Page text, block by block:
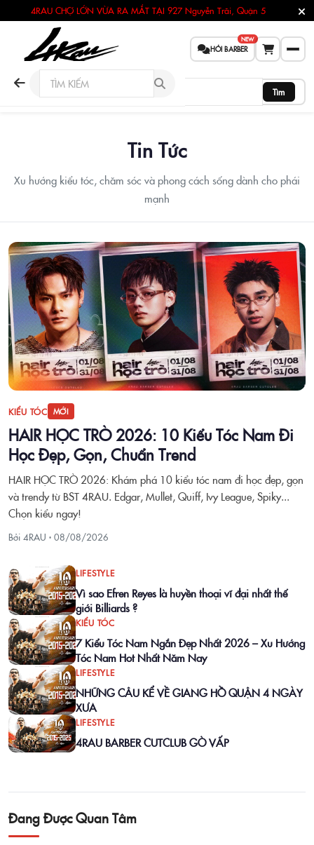
4RAU CHỢ LỚN VỪA RA MẮT TẠI 927 Nguyễn Trãi, Quận 5
HỎI BARBER
NEW
Tìm
Tin Tức
Xu hướng kiểu tóc, chăm sóc và phong cách sống dành cho phái
mạnh
KIỂU TÓC MỚI
HAIR HỌC TRÒ 2026: 10 Kiểu Tóc Nam Đi
Học Đẹp, Gọn, Chuẩn Trend
HAIR HỌC TRÒ 2026: Khám phá 10 kiểu tóc nam đi học đẹp, gọn
và trendy từ BST 4RAU. Edgar, Mullet, Quiff, Ivy League, Spiky...
Chọn kiểu ngay!
Bởi 4RAU · 08/08/2026
LIFESTYLE
Vì sao Efren Reyes là huyền thoại vĩ đại nhất thế
giới Billiards ?
KIỂU TÓC
7 Kiểu Tóc Nam Ngắn Đẹp Nhất 2026 – Xu Hướng
Tóc Nam Hot Nhất Năm Nay
LIFESTYLE
NHỮNG CÂU KỂ VỀ GIANG HỒ QUẬN 4 NGÀY
XƯA
LIFESTYLE
4RAU BARBER CUTCLUB GÒ VẤP
Đang Được Quan Tâm